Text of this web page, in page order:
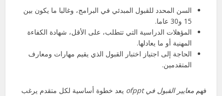
السن المحدد للقبول المبدئي في البرامج، وغالبا ما يكون بين
15 و30 عاما.
المؤهلات الدراسية التي تتطلب، على الأقل، شهادة الكفاءة
المهنية أو ما يعادلها.
الحاجة إلى اجتياز اختبار القبول الذي يقيم مهارات ومعارف
المتقدمين.
فهممعايير القبول في ofppt
يعد خطوة أساسية لكل متقدم يرغب